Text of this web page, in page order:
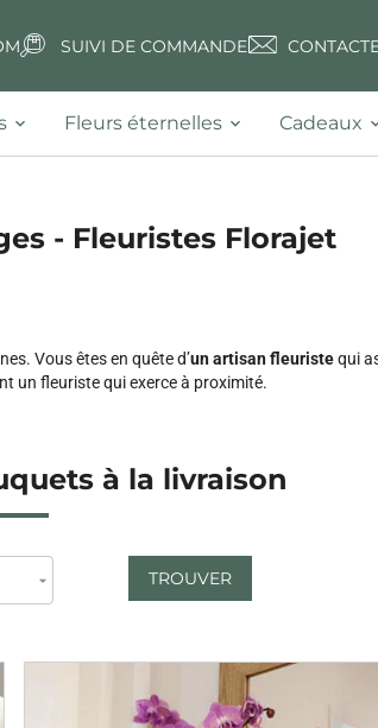
SUIVI DE COMMANDE
Fleurs éternelles Cadeaux
- Fleuristes Florajet
Vous êtes en quête d’un artisan fleuristequi
un fleuriste qui exerce à proximité.
à la livraison
TROUVER